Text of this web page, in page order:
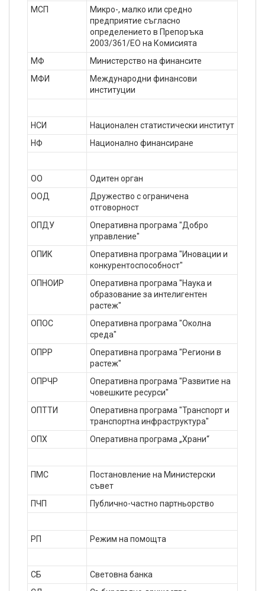
МСП
Микро-, малко или средно
предприятие съгласно
определението в Препоръка
2003/361/ЕО на Комисията
МФ
Министерство на финансите
МФИ
Международни финансови
институции
НСИ
Национален статистически институт
НФ
Национално финансиране
ОО
Одитен орган
ООД
Дружество с ограничена
отговорност
ОПДУ
Оперативна програма "Добро
управление"
ОПИК
Оперативна програма "Иновации и
конкурентоспособност"
ОПНОИР
Оперативна програма "Наука и
образование за интелигентен
растеж"
ОПОС
Оперативна програма "Околна
среда"
ОПРР
Оперативна програма "Региони в
растеж"
ОПРЧР
Оперативна програма "Развитие на
човешките ресурси"
ОПТТИ
Оперативна програма "Транспорт и
транспортна инфраструктура"
ОПХ
Оперативна програма „Храни“
ПМС
Постановление на Министерски
съвет
ПЧП
Публично-частно партньорство
РП Режим на помощта
СБ
Световна банка